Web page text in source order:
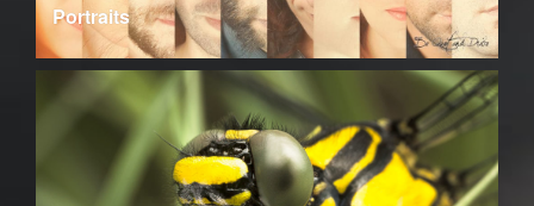
Portraits